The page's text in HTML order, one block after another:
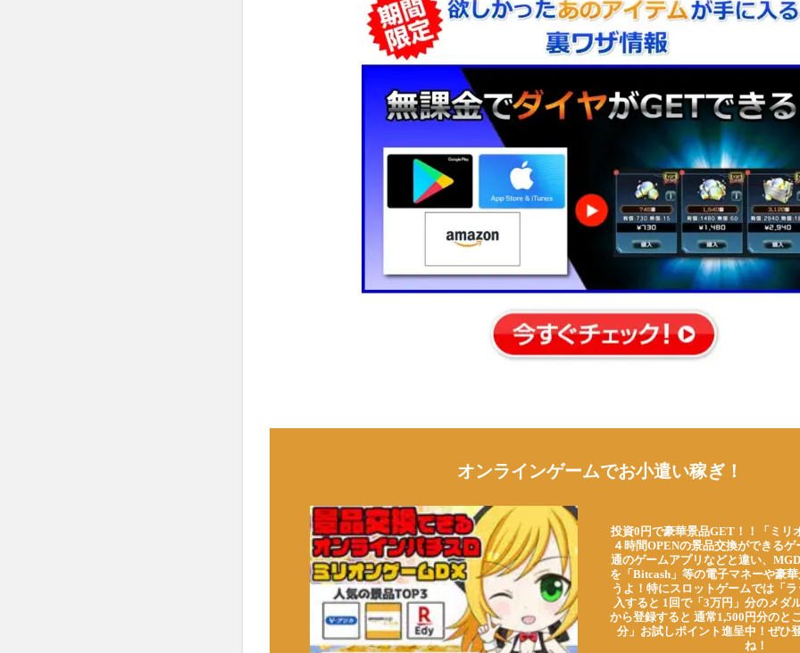
オンラインゲームでお小遣い稼ぎ！
投資0円で豪華景品GET！！「ミリ
４時間OPENの景品交換ができる
通のゲームアプリなどと違い、
を「Bitcash」等の電子マネーや豪
うよ！特にスロットゲームでは「
入すると 1回で「3万円」分のメダ
から登録すると 通常1,500円分のと
分」お試しポイント進呈中！ぜひ
ね！